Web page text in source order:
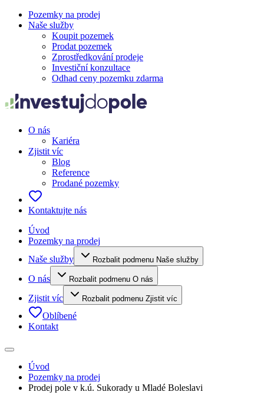
Pozemky na prodej
Naše služby
Koupit pozemek
Prodat pozemek
Zprostředkování prodeje
Investiční konzultace
Odhad ceny pozemku zdarma
O nás
Kariéra
Zjistit víc
Blog
Reference
Prodané pozemky
Kontaktujte nás
Úvod
Pozemky na prodej
Naše služby
Rozbalit podmenu Naše služby
O nás Rozbalit podmenu O nás
Zjistit víc Rozbalit podmenu Zjistit víc
Oblíbené
Kontakt
Úvod
Pozemky na prodej
Prodej pole v k.ú. Sukorady u Mladé Boleslavi